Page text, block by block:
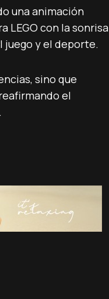
una animación
LEGO con la sonrisa
juego y el deporte.
sino que
el